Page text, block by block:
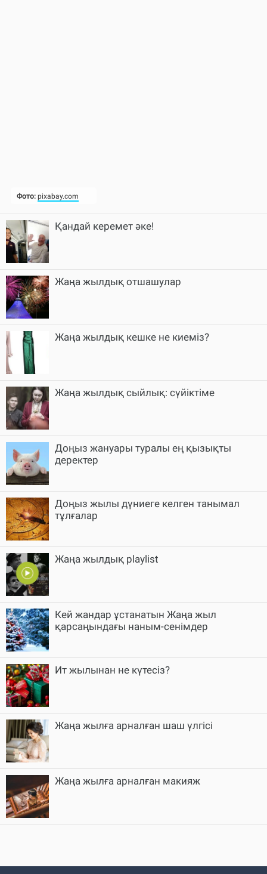
Қандай керемет әке!
Жаңа жылдық отшашулар
Жаңа жылдық кешке не киеміз?
Жаңа жылдық сыйлық: сүйіктіме
Доңыз жануары туралы ең қызықты
деректер
Доңыз жылы дүниеге келген танымал
тұлғалар
Жаңа жылдық playlist
Кей жандар ұстанатын Жаңа жыл
қарсаңындағы наным-сенімдер
Ит жылынан не күтесіз?
Жаңа жылға арналған шаш үлгісі
Жаңа жылға арналған макияж